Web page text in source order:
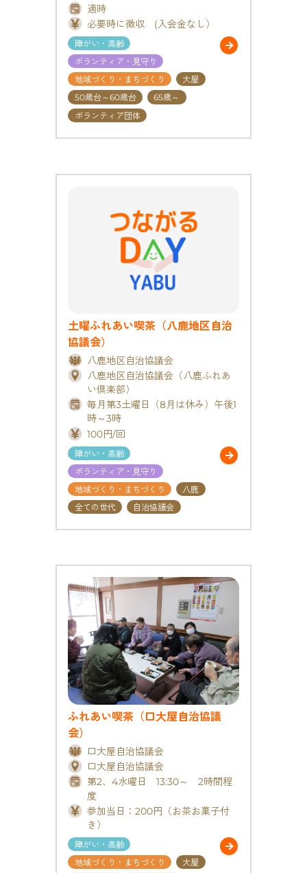
適時
必要時に徴収 (入会金なし）
障がい・高齢
ボランティア・見守り
地域づくり・まちづくり
大屋
50歳台～60歳台
65歳～
ボランティア団体
土曜ふれあい喫茶（八鹿地区自治
協議会）
八鹿地区自治協議会
八鹿地区自治協議会（八鹿ふれあ
い倶楽部）
毎月第3土曜日（8月は休み）午後1
時～3時
100円/回
障がい・高齢
ボランティア・見守り
地域づくり・まちづくり
八鹿
全ての世代
自治協議会
ふれあい喫茶（口大屋自治協議
会）
口大屋自治協議会
口大屋自治協議会
第2、4水曜日 13:30～ 2時間程
度
参加当日：200円（お茶お菓子付
き）
障がい・高齢
地域づくり・まちづくり
大屋